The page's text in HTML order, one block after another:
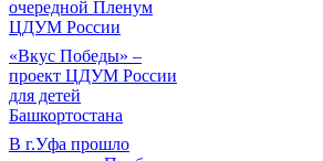
очередной Пленум
ЦДУМ России
«Вкус Победы» –
проект ЦДУМ России
для детей
Башкортостана
В г.Уфа прошло